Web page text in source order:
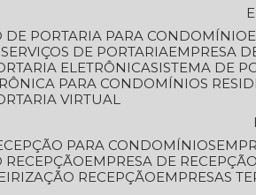
DE PORTARIA PARA CONDOMÍNIO
SERVIÇOS DE PORTARIA
EMPRESA
ELETRÔNICA SISTEMA DE
PARA CONDOMÍNIOS
VIRTUAL
PARA CONDOMÍNIOS
RECEPÇÃO
EMPRESA DE RECEPÇÃO
RECEPÇÃO
EMPRESAS